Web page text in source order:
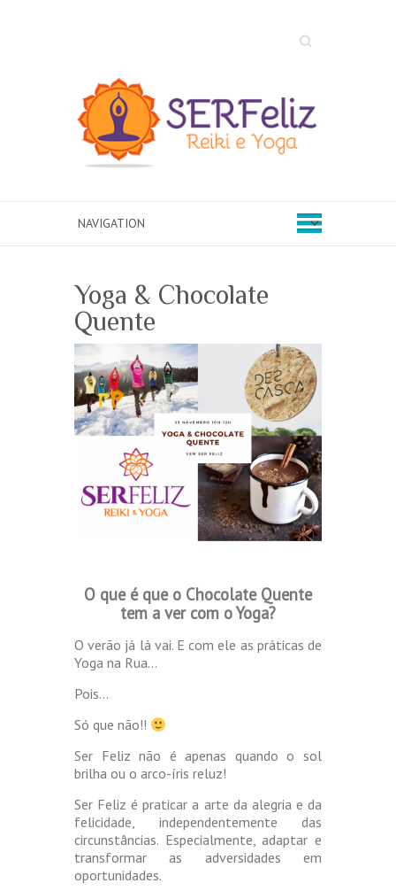
Search
Yoga & Chocolate
Quente
O que é que o Chocolate Quente
tem a ver com o Yoga?
O verão já lá vai. E com ele as práticas de
Yoga na Rua…
Pois…
Só que não!!
Ser Feliz não é apenas quando o sol
brilha ou o arco-íris reluz!
Ser Feliz é praticar a arte da alegria e da
felicidade, independentemente das
circunstâncias. Especialmente, adaptar e
transformar as adversidades em
oportunidades.